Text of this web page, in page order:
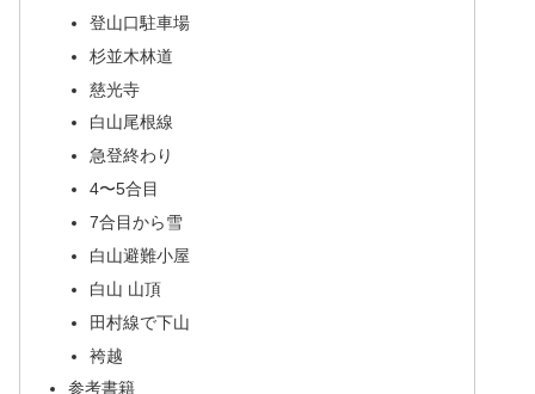
登山口駐車場
杉並木林道
慈光寺
白山尾根線
急登終わり
4〜5合目
7合目から雪
白山避難小屋
白山 山頂
田村線で下山
袴越
参考書籍